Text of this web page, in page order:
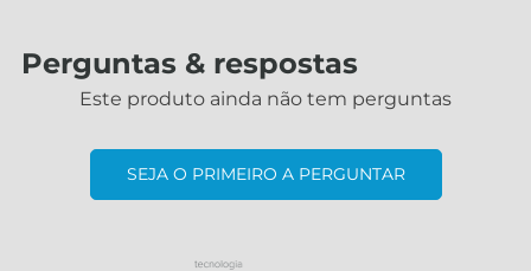
Perguntas & respostas
Este produto ainda não tem perguntas
SEJA O PRIMEIRO A PERGUNTAR